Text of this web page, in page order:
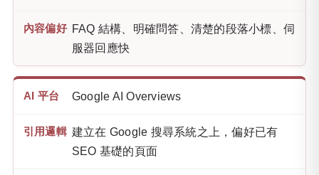
FAQ 結構、明確問答、清楚的段落小標、伺
服器回應快
Google AI Overviews
建立在 Google 搜尋系統之上，偏好已有
SEO 基礎的頁面